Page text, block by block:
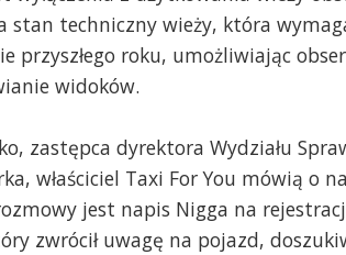
stan techniczny wieży, która
przyszłego roku, umożliwiając
widoków.
zastępca dyrektora Wydziału
właściciel Taxi For You mówią o
jest napis Nigga na
zwrócił uwagę na pojazd,